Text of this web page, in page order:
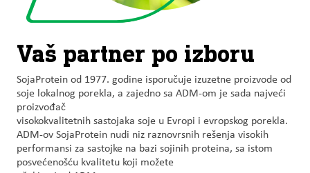
Vaš partner po izboru
SojaProtein od 1977. godine isporučuje izuzetne proizvode od
soje lokalnog porekla, a zajedno sa ADM-om je sada najveći
proizvođač
visokokvalitetnih sastojaka soje u Evropi i evropskog porekla.
ADM-ov SojaProtein nudi niz raznovrsnih rešenja visokih
performansi za sastojke na bazi sojinih proteina, sa istom
posvećenošću kvalitetu koji možete